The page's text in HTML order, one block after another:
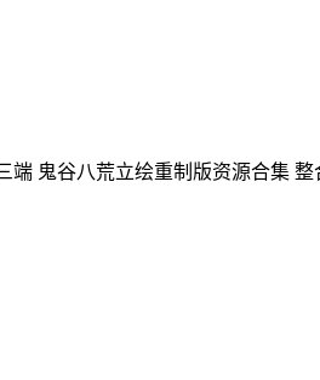
端 鬼谷八荒立绘重制版资源合集